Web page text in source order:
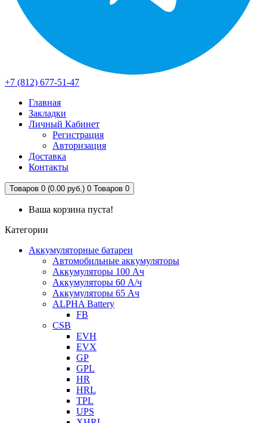
+7 (812) 677-51-47
Главная
Закладки
Личный Кабинет
Регистрация
Авторизация
Доставка
Контакты
Товаров 0 (0.00 руб.) 0 Товаров 0
Ваша корзина пуста!
Категории
Аккумуляторные батареи
Автомобильные аккумуляторы
Аккумуляторы 100 Ач
Аккумуляторы 60 А/ч
Аккумуляторы 65 Ач
ALPHA Battery
FB
CSB
EVH
EVX
GP
GPL
HR
HRL
TPL
UPS